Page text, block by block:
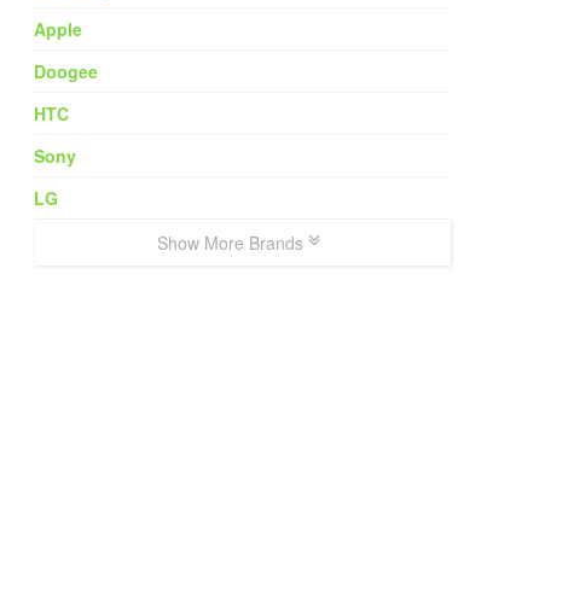
Apple
Doogee
HTC
Sony
LG
Show More Brands